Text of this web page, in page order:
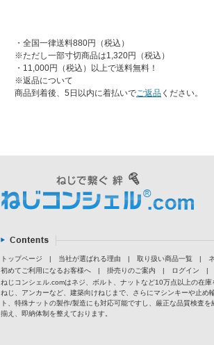
・全国一律送料880円（税込）
※ただし一部寸切商品は1,320円（税込）
・11,000円（税込）以上で送料無料！
※返品について
商品到着後、5日以内に着払いでご返品 ください。
トップページ | 当社が選ばれる理由 | 取り扱い商品一覧 |
初めてご利用になるお客様へ
| 掛売りのご案内 | ログイン |
ねじコンシェル.comはネジ、ボルト、ナットなど10万点以上の在
ねじ、アンカーなど、建築向けねじまで、さらにマシンキーや止
ト、特殊ナットの製作/製造にも対応可能ですし、厳正な品質検査
揃え、即納体制を整えております。